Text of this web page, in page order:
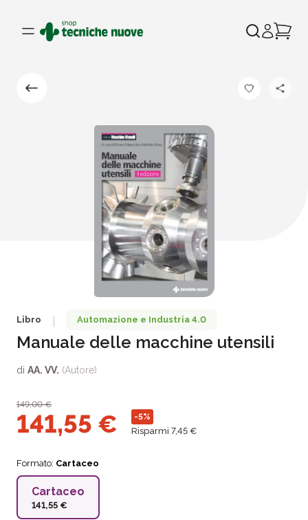
Libro Automazione e Industria 4.0
Manuale delle macchine utensili
di AA. VV. (Autore)
149,00€
141,55 € -5%
Risparmi 7,45 €
Formato: Cartaceo
Cartaceo
141,55 €